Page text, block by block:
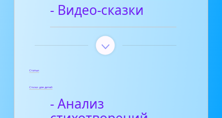
- Видео-сказки
Статьи
Стихи для детей
- Анализ